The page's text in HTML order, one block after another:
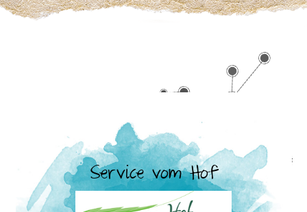
Service vom Hof